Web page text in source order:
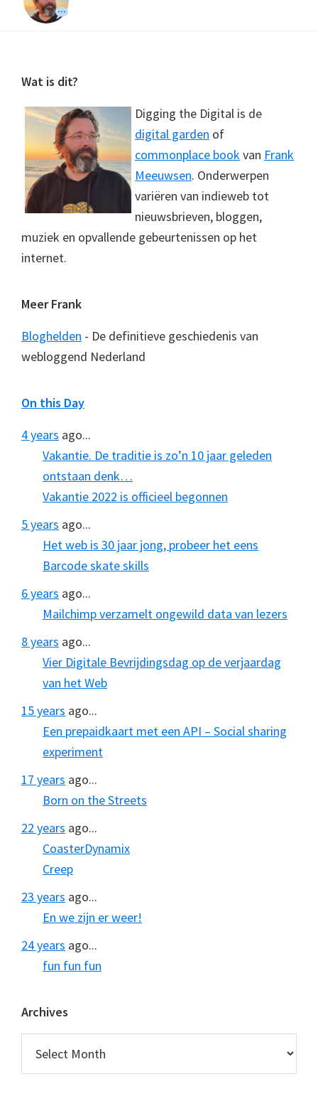
Footer
Wat is dit?
Digging the Digital is de
digital garden of
commonplace bookvan Frank
Meeuwsen. Onderwerpen
variëren van indieweb tot
nieuwsbrieven, bloggen,
muziek en opvallende gebeurtenissen op het
internet.
Meer Frank
Bloghelden - De definitieve geschiedenis van
webloggend Nederland
On this Day
4 years ago...
Vakantie. De traditie is zo’n 10 jaar geleden
ontstaan denk…
Vakantie 2022 is officieel begonnen
5 years ago...
Het web is 30 jaar jong, probeer het eens
Barcode skate skills
6 years ago...
Mailchimp verzamelt ongewild data van lezers
8 years ago...
Vier Digitale Bevrijdingsdag op de verjaardag
van het Web
15 years ago...
Een prepaidkaart met een API – Social sharing
experiment
17 years ago...
Born on the Streets
22 years ago...
CoasterDynamix
Creep
23 years ago...
En we zijn er weer!
24 years ago...
fun fun fun
Archives